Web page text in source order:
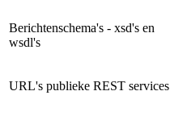
Berichtenschema's - xsd's en
wsdl's
URL's publieke REST services